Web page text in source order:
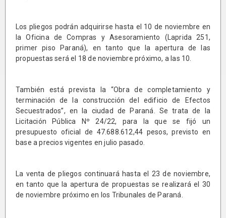
Los pliegos podrán adquirirse hasta el 10 de noviembre en
la Oficina de Compras y Asesoramiento (Laprida 251,
primer piso Paraná), en tanto que la apertura de las
propuestas será el 18 de noviembre próximo, a las 10.
También está prevista la “Obra de completamiento y
terminación de la construcción del edificio de Efectos
Secuestrados”, en la ciudad de Paraná. Se trata de la
Licitación Pública Nº 24/22, para la que se fijó un
presupuesto oficial de 47.688.612,44 pesos, previsto en
base a precios vigentes en julio pasado.
La venta de pliegos continuará hasta el 23 de noviembre,
en tanto que la apertura de propuestas se realizará el 30
de noviembre próximo en los Tribunales de Paraná.